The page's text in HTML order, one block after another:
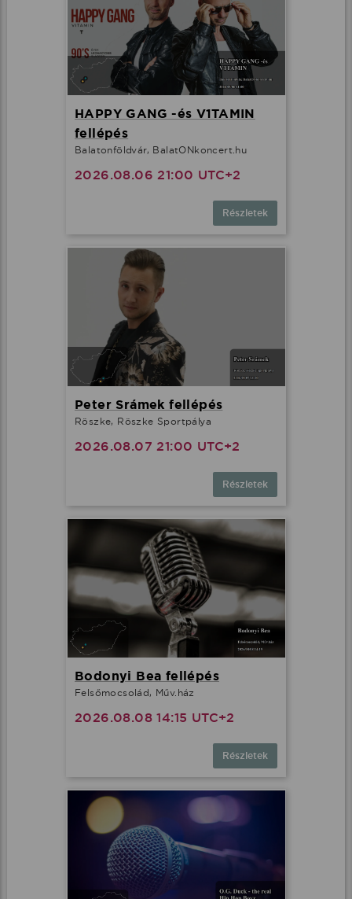
HAPPY GANG -és V1TAMIN
fellépés
Balatonföldvár, BalatONkoncert.hu
2026.08.06 21:00 UTC+2
Részletek
Peter Srámek fellépés
Röszke, Röszke Sportpálya
2026.08.07 21:00 UTC+2
Részletek
Bodonyi Bea fellépés
Felsőmocsolád, Műv.ház
2026.08.08 14:15 UTC+2
Részletek